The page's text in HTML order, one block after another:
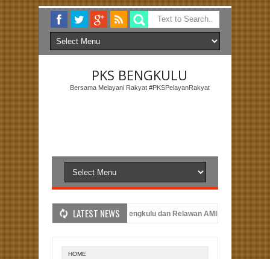
PKS BENGKULU
Bersama Melayani Rakyat #PKSPelayanRakyat
LATEST NEWS
Bengkulu Utara PKS Bengkulu dan Relawan AMIN Serahkan
2023 PKS Bengkulu Memperingati Hari Kemerdekaan dengan
Hans HOME